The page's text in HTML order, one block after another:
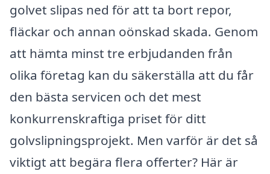
golvet slipas ned för att ta bort repor,
fläckar och annan oönskad skada. Genom
att hämta minst tre erbjudanden från
olika företag kan du säkerställa att du får
den bästa servicen och det mest
konkurrenskraftiga priset för ditt
golvslipningsprojekt. Men varför är det så
viktigt att begära flera offerter? Här är